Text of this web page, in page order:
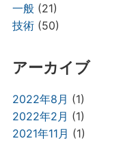
一般(21)
技術(50)
アーカイブ
2022年8月 (1)
2022年2月 (1)
2021年11月 (1)